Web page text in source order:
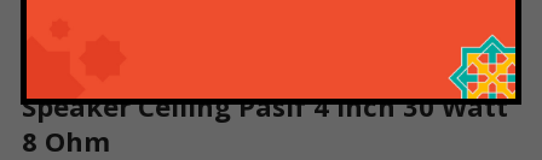
Speaker Ceiling Pasif 4 Inch 30 Watt
8 Ohm